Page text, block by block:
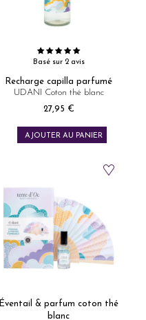
Basé sur 2 avis
Recharge capilla parfumé
UDANI Coton thé blanc
Prix
27,95 €
AJOUTER AU PANIER
Éventail & parfum coton thé
blanc